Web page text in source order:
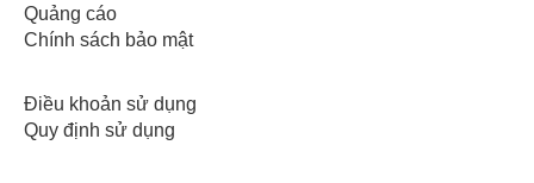
Quảng cáo
Chính sách bảo mật
Điều khoản sử dụng
Quy định sử dụng